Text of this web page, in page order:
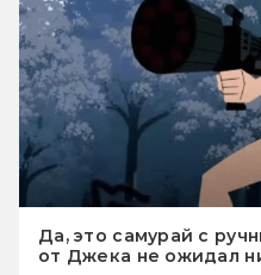
Да, это самурай с
от Джека не ожидал